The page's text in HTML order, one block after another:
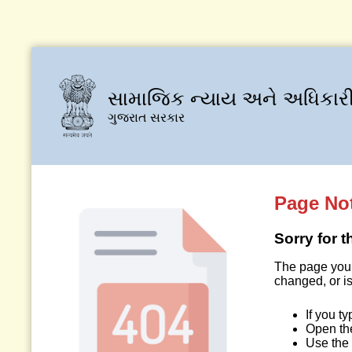
સામાજિક ન્યાય અને
ગુજરાત સરકાર
Page
Sorry for
The page
changed, or
If you
Open
Use